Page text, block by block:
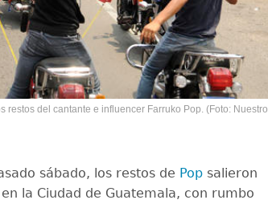
restos del cantante e influencer Farruko Pop. (Foto: Nuestro
sábado, los restos de Pop salieron
la Ciudad de Guatemala, con rumbo